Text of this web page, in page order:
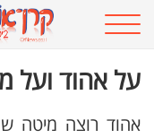
על אהוד ועל
אהוד רוצה מיטה